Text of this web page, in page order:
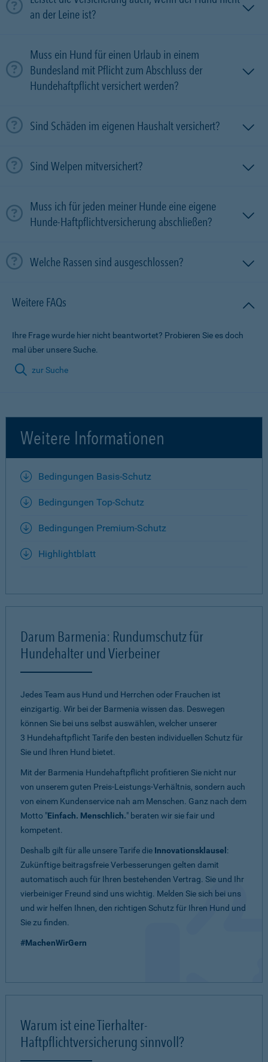
an der Leine ist?
Muss ein Hund für einen Urlaub in einem
Bundesland mit Pflicht zum Abschluss der
Hundehaftpflicht versichert werden?
Sind Schäden im eigenen Haushalt versichert?
Sind Welpen mitversichert?
Muss ich für jeden meiner Hunde eine eigene
Hunde-Haftpflichtversicherung abschließen?
Welche Rassen sind ausgeschlossen?
Weitere FAQs
Ihre Frage wurde hier nicht beantwortet? Probieren Sie es doch
mal über unsere Suche.
zur Suche
Weitere Informationen
Bedingungen Basis-Schutz
Bedingungen Top-Schutz
Bedingungen Premium-Schutz
Highlightblatt
Darum Barmenia: Rundumschutz für
Hundehalter und Vierbeiner
Jedes Team aus Hund und Herrchen oder Frauchen ist
einzigartig. Wir bei der Barmenia wissen das. Deswegen
können Sie bei uns selbst auswählen, welcher unserer
3 Hundehaftpflicht Tarife den besten individuellen Schutz für
Sie und Ihren Hund bietet.
Mit der Barmenia Hundehaftpflicht profitieren Sie nicht nur
von unserem guten Preis-Leistungs-Verhältnis, sondern auch
von einem Kundenservice nah am Menschen. Ganz nach dem
Motto "Einfach. Menschlich." beraten wir sie fair und
kompetent.
Deshalb gilt für alle unsere Tarife die Innovationsklausel :
Zukünftige beitragsfreie Verbesserungen gelten damit
automatisch auch für Ihren bestehenden Vertrag. Sie und Ihr
vierbeiniger Freund sind uns wichtig. Melden Sie sich bei uns
und wir helfen Ihnen, den richtigen Schutz für Ihren Hund und
Sie zu finden.
#MachenWirGern
Warum ist eine Tierhalter-
Haftpflichtversicherung sinnvoll?